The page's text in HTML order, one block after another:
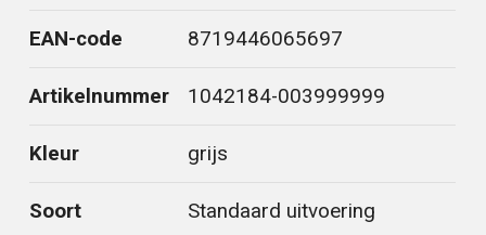
EAN-code 8719446065697
Artikelnummer 1042184-003999999
Kleur grijs
Soort Standaard uitvoering